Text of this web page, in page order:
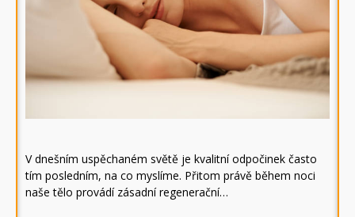
V dnešním uspěchaném světě je kvalitní odpočinek často
tím posledním, na co myslíme. Přitom právě během noci
naše tělo provádí zásadní regenerační…